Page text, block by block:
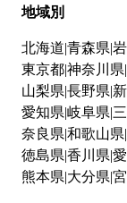
地域別
北海道 青森県
東京都神奈川県
山梨県 長野県
愛知県 岐阜県
奈良県 和歌山県
徳島県 香川県
熊本県 大分県